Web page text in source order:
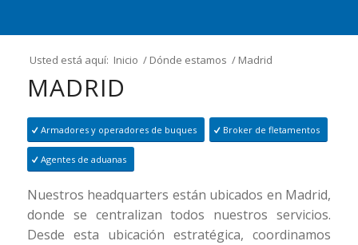
Usted está aquí: Inicio / Dónde estamos / Madrid
MADRID
Armadores y operadores de buques Broker de fletamentos
Agentes de aduanas
Nuestros headquarters están ubicados en Madrid,
donde se centralizan todos nuestros servicios.
Desde esta ubicación estratégica, coordinamos